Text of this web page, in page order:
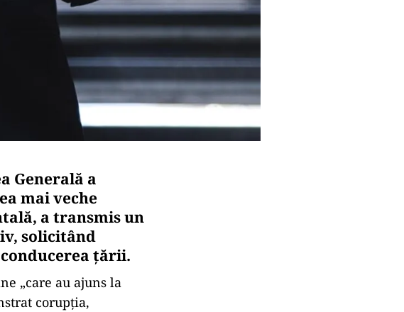
Generală a
mai veche
a transmis un
solicitând
țării.
„care au ajuns la
corupția,